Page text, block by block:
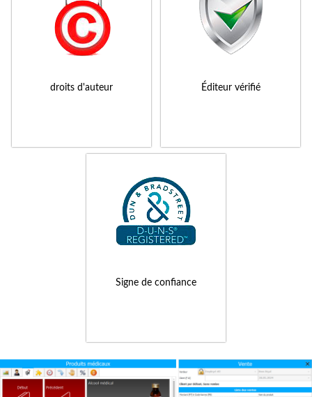
droits d'auteur Éditeur vérifié
Signe de confiance